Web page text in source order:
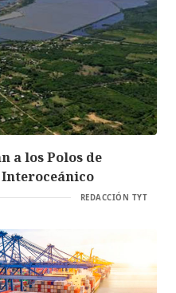
a los Polos de
REDACCIÓN TYT